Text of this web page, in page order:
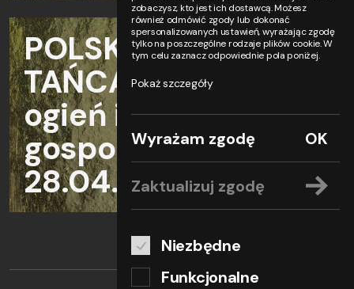
POLSKI TEATR
TAŃCA | Walka o
ogień i wzrost
gospodarczy |
28.04.2023
zobaczysz, kto jest ich dostawcą. Możesz
również odmówić zgody lub dokonać
spersonalizowanych ustawień, wyrażając zgodę
tylko na poszczególne rodzaje plików cookie. W
tym celu zaznacz odpowiednie pola poniżej.
Pokaż szczegóły
Wyrażam zgodę OK
Zaktualizuj zgodę
Niezbędne
Funkcjonalne